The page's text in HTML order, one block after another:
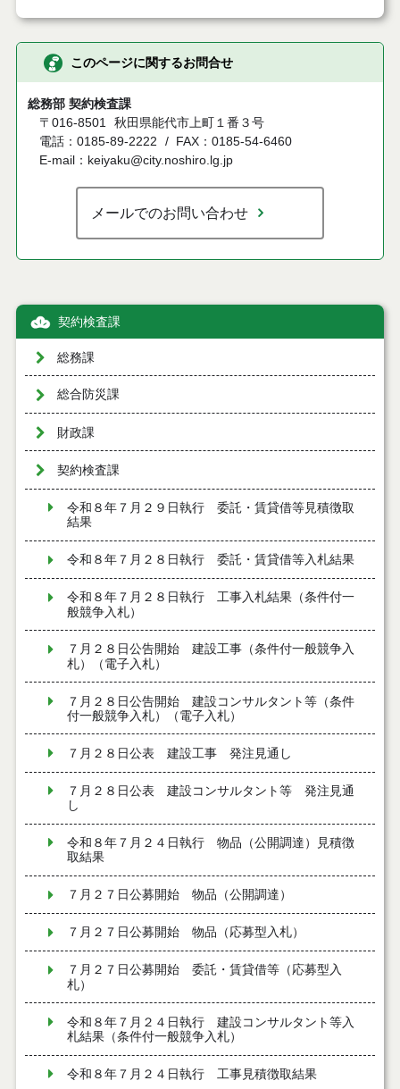
このページに関するお問合せ
総務部 契約検査課
〒016-8501
秋田県能代市上町１番３号
電話：0185-89-2222
FAX：0185-54-6460
E-mail：keiyaku@city.noshiro.lg.jp
メールでのお問い合わせ
契約検査課
総務課
総合防災課
財政課
契約検査課
令和８年７月２９日執行 委託・賃貸借等見積徴取
結果
令和８年７月２８日執行 委託・賃貸借等入札結果
令和８年７月２８日執行 工事入札結果（条件付一
般競争入札）
７月２８日公告開始 建設工事（条件付一般競争入
札）（電子入札）
７月２８日公告開始 建設コンサルタント等（条件
付一般競争入札）（電子入札）
７月２８日公表 建設工事 発注見通し
７月２８日公表 建設コンサルタント等 発注見通
し
令和８年７月２４日執行 物品（公開調達）見積徴
取結果
７月２７日公募開始 物品（公開調達）
７月２７日公募開始 物品（応募型入札）
７月２７日公募開始 委託・賃貸借等（応募型入
札）
令和８年７月２４日執行 建設コンサルタント等入
札結果（条件付一般競争入札）
令和８年７月２４日執行 工事見積徴取結果